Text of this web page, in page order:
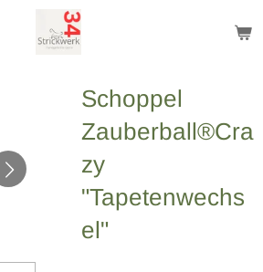
Schoppel
Zauberball®Cra
zy
"Tapetenwechs
el"